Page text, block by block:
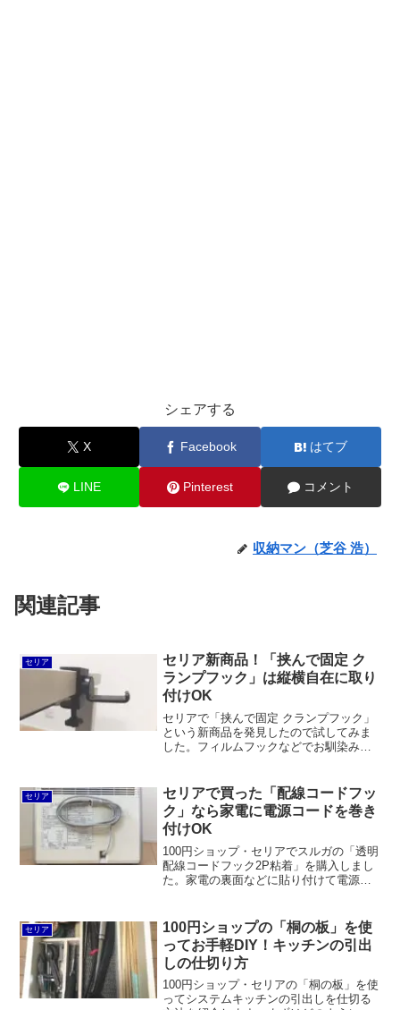
シェアする
X Facebook はてブ
LINE Pinterest コメント
収納マン（芝谷 浩）
関連記事
セリア
セリア新商品！「挟んで固定 ク
ランプフック」は縦横自在に取り
付けOK
セリアで「挟んで固定 クランプフック」
という新商品を発見したので試してみま
した。フィルムフックなどでお馴染みの
どにも取り付けできるというのが素敵で
す。
セリア
セリアで買った「配線コードフッ
ク」なら家電に電源コードを巻き
付けOK
100円ショップ・セリアでスルガの「透明
配線コードフック2P粘着」を購入しまし
た。家電の裏面などに貼り付けて電源コ
と比較して、見た目がスマートで持ち運
ぶ際にブラブラしないのがメリットかと
思います。
セリア
100円ショップの「桐の板」を使
ってお手軽DIY！キッチンの引出
しの仕切り方
100円ショップ・セリアの「桐の板」を使
ってシステムキッチンの引出しを仕切る